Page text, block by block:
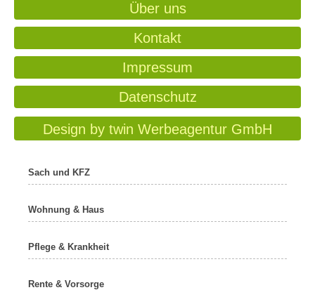
Über uns
Kontakt
Impressum
Datenschutz
Design by twin Werbeagentur GmbH
Sach und KFZ
Wohnung & Haus
Pflege & Krankheit
Rente & Vorsorge